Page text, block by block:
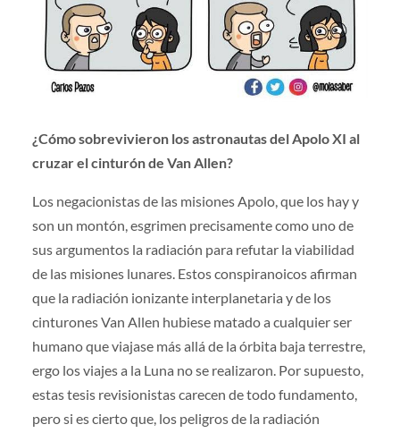
¿Cómo sobrevivieron los astronautas del Apolo XI al
cruzar el cinturón de Van Allen?
Los negacionistas de las misiones Apolo, que los hay y
son un montón, esgrimen precisamente como uno de
sus argumentos la radiación para refutar la viabilidad
de las misiones lunares. Estos conspiranoicos afirman
que la radiación ionizante interplanetaria y de los
cinturones Van Allen hubiese matado a cualquier ser
humano que viajase más allá de la órbita baja terrestre,
ergo los viajes a la Luna no se realizaron. Por supuesto,
estas tesis revisionistas carecen de todo fundamento,
pero si es cierto que, los peligros de la radiación